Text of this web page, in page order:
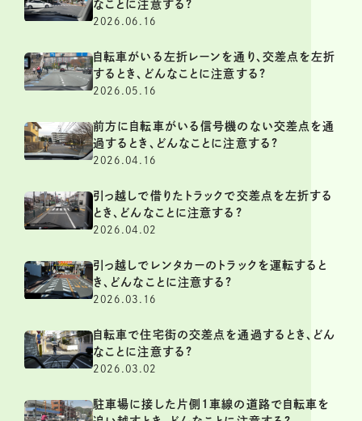
なことに注意する?
2026.06.16
自転車がいる左折レーンを通り、交差点を左折
するとき、どんなことに注意する?
2026.05.16
前方に自転車がいる信号機のない交差点を通
過するとき、どんなことに注意する?
2026.04.16
引っ越しで借りたトラックで交差点を左折する
とき、どんなことに注意する?
2026.04.02
引っ越しでレンタカーのトラックを運転すると
き、どんなことに注意する?
2026.03.16
自転車で住宅街の交差点を通過するとき、どん
なことに注意する?
2026.03.02
駐車場に接した片側1車線の道路で自転車を